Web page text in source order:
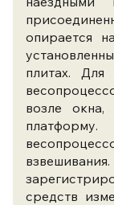
опирается
плитах. Для
возле окна,
средств